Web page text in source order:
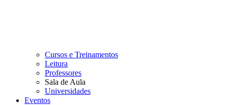
Cursos e Treinamentos
Leitura
Professores
Sala de Aula
Universidades
Eventos